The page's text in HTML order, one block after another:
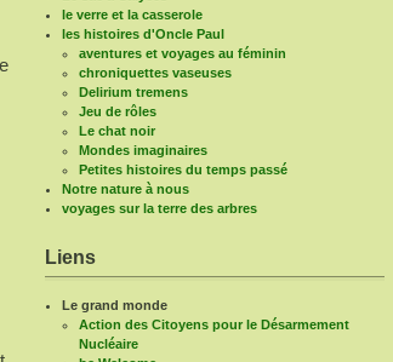
le verre et la casserole
les histoires d'Oncle Paul
aventures et voyages au féminin
chroniquettes vaseuses
Delirium tremens
Jeu de rôles
Le chat noir
Mondes imaginaires
Petites histoires du temps passé
Notre nature à nous
voyages sur la terre des arbres
Liens
Le grand monde
Action des Citoyens pour le Désarmement
Nucléaire